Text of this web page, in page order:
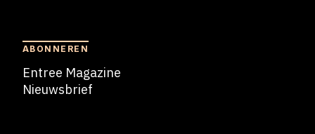
ABONNEREN
Entree Magazine
Nieuwsbrief